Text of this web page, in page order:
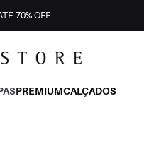
70% OFF
PREMIUMCALÇADOS